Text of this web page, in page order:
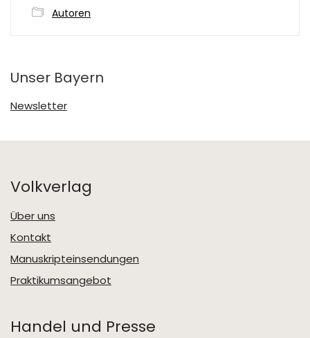
Autoren
Unser Bayern
Newsletter
Volkverlag
Über uns
Kontakt
Manuskripteinsendungen
Praktikumsangebot
Handel und Presse